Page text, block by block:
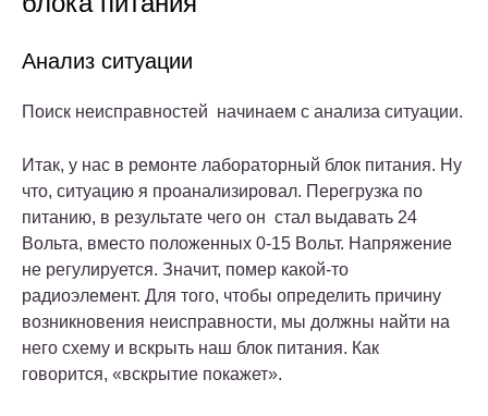
Анализ ситуации
Поиск неисправностей начинаем с анализа ситуации.
Итак, у нас в ремонте лабораторный блок питания. Ну
что, ситуацию я проанализировал. Перегрузка по
питанию, в результате чего он стал выдавать 24
Вольта, вместо положенных 0-15 Вольт. Напряжение
не регулируется. Значит, помер какой-то
радиоэлемент. Для того, чтобы определить причину
возникновения неисправности, мы должны найти на
него схему и вскрыть наш блок питания. Как
говорится, «вскрытие покажет».